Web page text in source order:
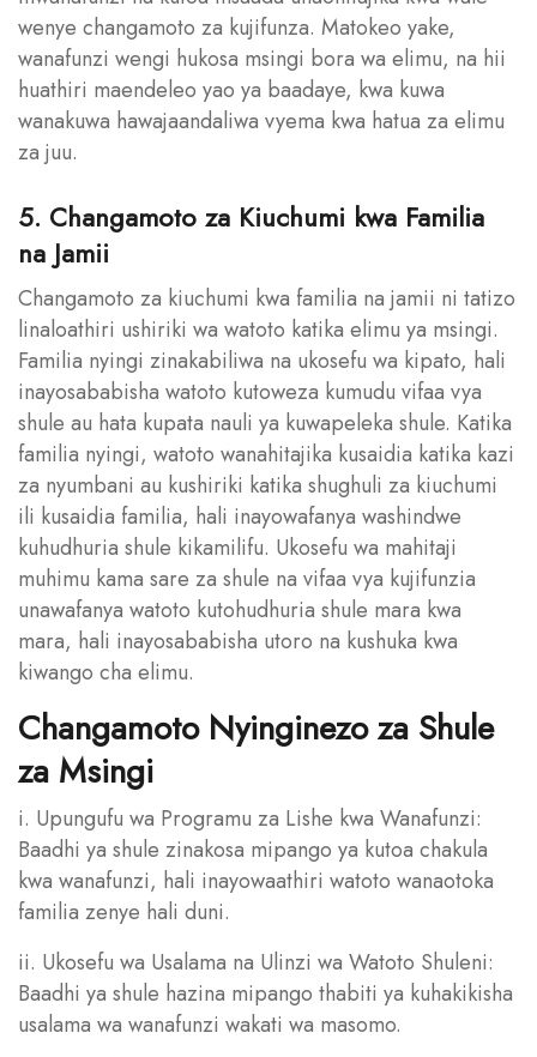
wenye changamoto za kujifunza. Matokeo yake,
wanafunzi wengi hukosa msingi bora wa elimu, na hii
huathiri maendeleo yao ya baadaye, kwa kuwa
wanakuwa hawajaandaliwa vyema kwa hatua za elimu
za juu.
5. Changamoto za Kiuchumi kwa Familia
na Jamii
Changamoto za kiuchumi kwa familia na jamii ni tatizo
linaloathiri ushiriki wa watoto katika elimu ya msingi.
Familia nyingi zinakabiliwa na ukosefu wa kipato, hali
inayosababisha watoto kutoweza kumudu vifaa vya
shule au hata kupata nauli ya kuwapeleka shule. Katika
familia nyingi, watoto wanahitajika kusaidia katika kazi
za nyumbani au kushiriki katika shughuli za kiuchumi
ili kusaidia familia, hali inayowafanya washindwe
kuhudhuria shule kikamilifu. Ukosefu wa mahitaji
muhimu kama sare za shule na vifaa vya kujifunzia
unawafanya watoto kutohudhuria shule mara kwa
mara, hali inayosababisha utoro na kushuka kwa
kiwango cha elimu.
Changamoto Nyinginezo za Shule
za Msingi
i. Upungufu wa Programu za Lishe kwa Wanafunzi:
Baadhi ya shule zinakosa mipango ya kutoa chakula
kwa wanafunzi, hali inayowaathiri watoto wanaotoka
familia zenye hali duni.
ii. Ukosefu wa Usalama na Ulinzi wa Watoto Shuleni:
Baadhi ya shule hazina mipango thabiti ya kuhakikisha
usalama wa wanafunzi wakati wa masomo.